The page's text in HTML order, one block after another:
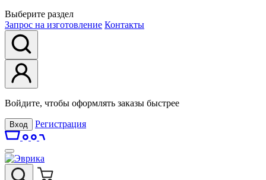
Выберите раздел
Запрос на изготовление Контакты
Войдите, чтобы оформлять заказы быстрее
Вход Регистрация